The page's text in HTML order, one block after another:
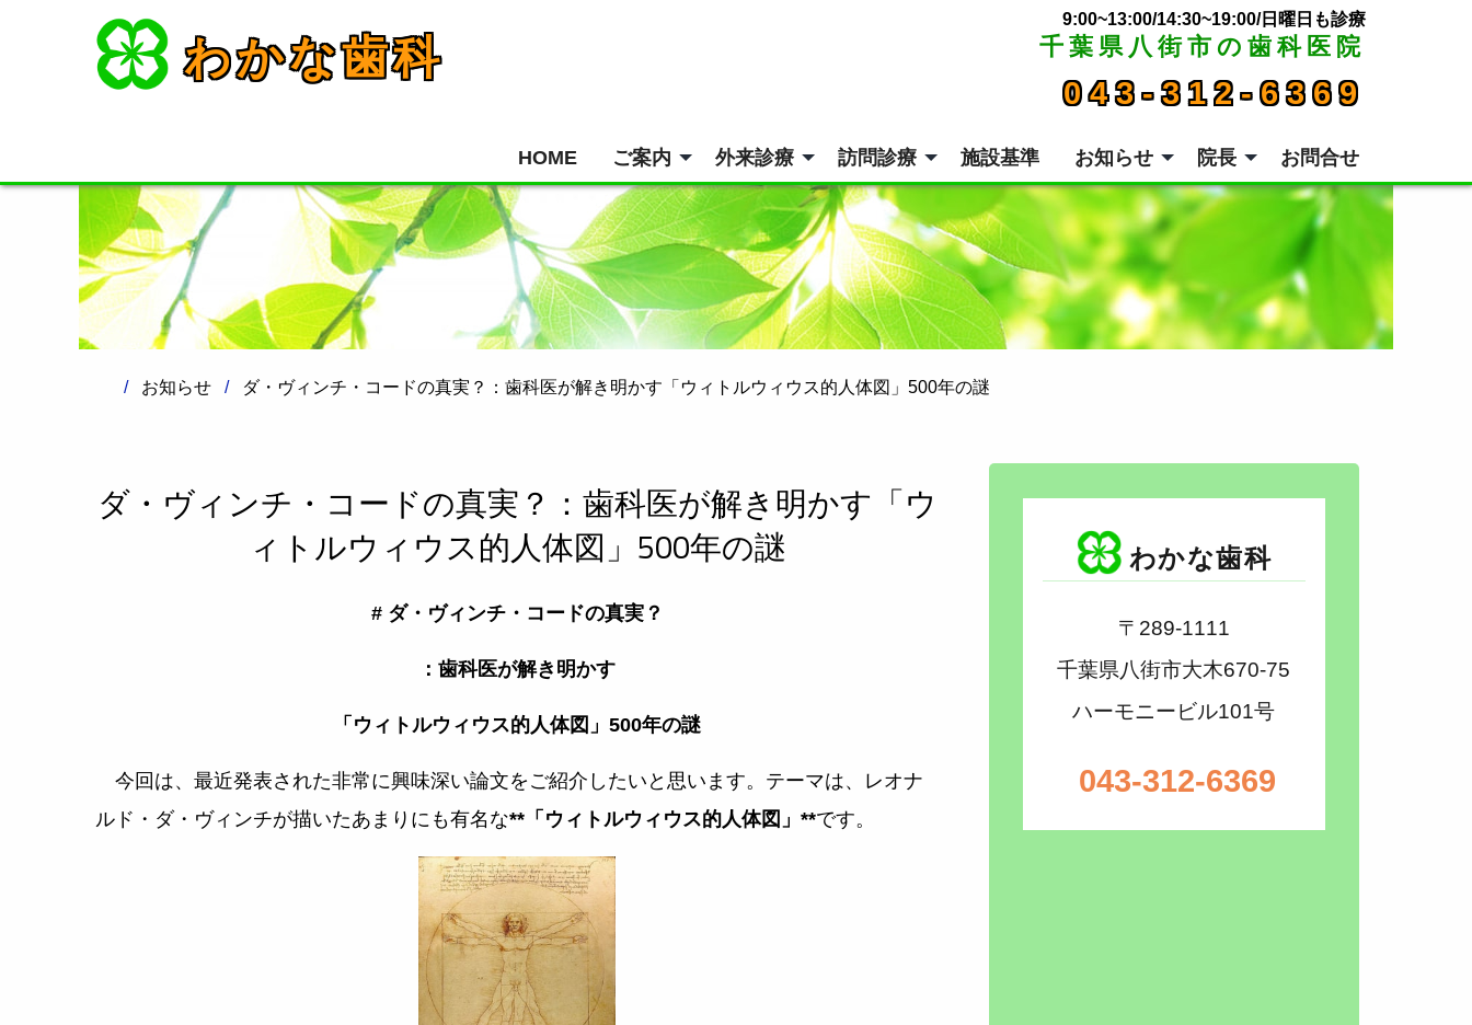
わかな歯科 9:00~13:00/14:30~19:00/日曜日も診療
千葉県八街市の歯科医院
043-312-6369
HOME ご案内 外来診療 訪問診療 施設基準 お知らせ 院長 お問合せ
お知らせ ダ・ヴィンチ・コードの真実？：歯科医が解き明かす「ウィトルウィウス的人体図」500年の謎
ダ・ヴィンチ・コードの真実？：歯科医が解き明かす「ウ
ィトルウィウス的人体図」500年の謎
# ダ・ヴィンチ・コードの真実？
：歯科医が解き明かす
「ウィトルウィウス的人体図」500年の謎
今回は、最近発表された非常に興味深い論文をご紹介したいと思います。テーマは、レオナ
ルド・ダ・ヴィンチが描いたあまりにも有名な**「ウィトルウィウス的人体図」**です。
わかな歯科
〒289-1111
千葉県八街市大木670-75
ハーモニービル101号
043-312-6369